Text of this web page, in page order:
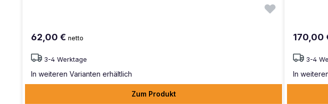
62,00 € netto
3-4 Werktage
In weiteren Varianten erhältlich
Zum Produkt
170,00
3-4
In